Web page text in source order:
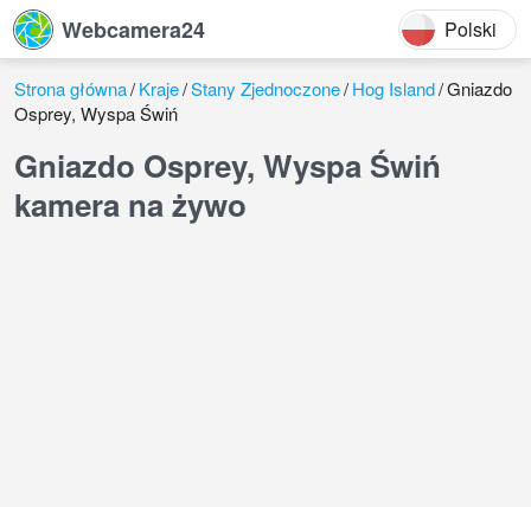
Webcamera24 Polski
Strona główna Kraje Stany Zjednoczone Hog Island Gniazdo
Osprey, Wyspa Świń
Gniazdo Osprey, Wyspa Świń
kamera na żywo